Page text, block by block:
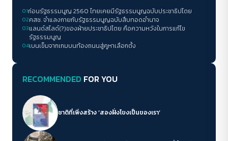
01ก่อนรัฐธรรมนูญ 2560 ไทยเคยมีรัฐธรรมนูญฉบับประชาธิปไตย
02คสช. จำแลงกายกับรัฐธรรมนูญฉบับสืบทอดอำนาจ
03แลนด์สไลด์(?)ของฝ่ายประชาธิปไตย คือความหวังในการแก้ไข
รัฐธรรมนูญ
04เบนเข็มจากเกมบนท้องถนนสู่คูหาเลือกตั้ง
RECOMMENDED FOR YOU
ชาติที่เพิ่งสร้าง ‘สองฝั่งโขงเป็นของเรา’
ACCESSIBILITY
ระยะห่างข้อความ